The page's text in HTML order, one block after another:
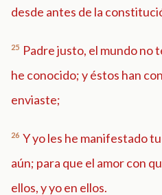
desde antes de la
25 Padre justo, el mundo no
he conocido; y éstos han
enviaste;
26 Y yo les he manifestado
aún; para que el amor con
ellos, y yo en ellos.